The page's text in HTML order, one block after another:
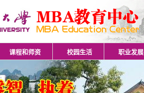
课程和师资 校园生活 职业发展